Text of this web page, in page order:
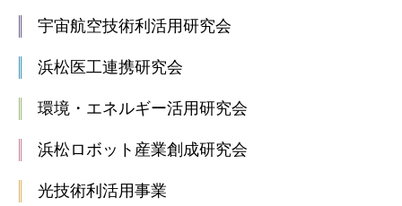
宇宙航空技術利活用研究会
浜松医工連携研究会
環境・エネルギー活用研究会
浜松ロボット産業創成研究会
光技術利活用事業